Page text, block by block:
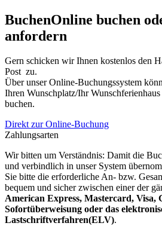
BuchenOnline buchen
anfordern
Gern schicken wir Ihnen kostenlos den
Post zu.
Über unser Online-Buchungssystem
Ihren Wunschplatz/Ihr
buchen.
Direkt zur Online-Buchung
Zahlungsarten
Wir bitten um Verständnis: Damit die
und verbindlich in unser System
Sie bitte die erforderliche An- bzw.
bequem und sicher zwischen einer der
American Express, Mastercard, Visa,
Sofortüberweisung oder das
Lastschriftverfahren(ELV).